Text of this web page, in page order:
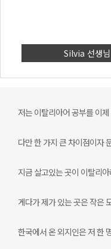
Silvia 선생님
저는 이탈리아어 공부를 이
다만 한 가지 큰 차이점이자
지금 살고있는 곳이 이탈리
게다가 제가 있는 곳은 작은
한국에서 온 외지인은 저 한